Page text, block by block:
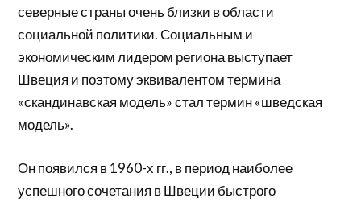
северные страны очень близки в области
социальной политики. Социальным и
экономическим лидером региона выступает
Швеция и поэтому эквивалентом термина
«скандинавская модель» стал термин «шведская
модель».
Он появился в 1960-х гг., в период наиболее
успешного сочетания в Швеции быстрого